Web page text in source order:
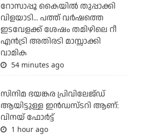
റോസാപ്പൂ കൈയില്‍ തുപ്പാക്കി
വിളയാടി... പത്ത് വര്‍ഷത്തെ
ഇടവേളക്ക് ശേഷം തമിഴിലെ റീ
എന്‍ട്രി അതിരടി മാസ്സാക്കി
വാമിക
54 minutes ago
സിനിമ ഭയങ്കര പ്രിവിലേജ്ഡ്
ആയിട്ടുള്ള ഇൻഡസ്ടറി ആണ്:
വിനയ് ഫോർട്ട്
1 hour ago